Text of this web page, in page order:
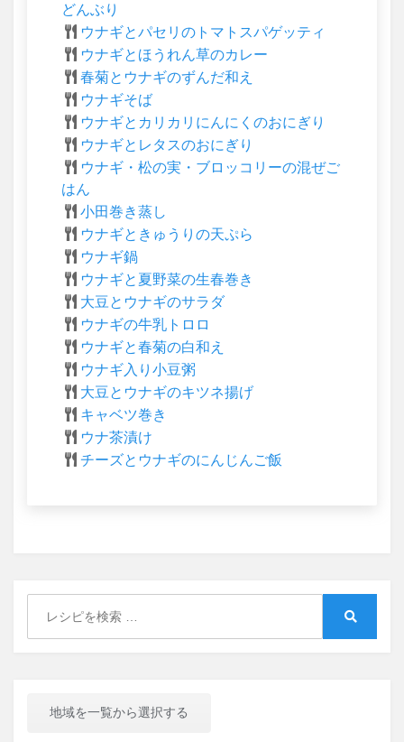
どんぶり
ウナギとパセリのトマトスパゲッティ
ウナギとほうれん草のカレー
春菊とウナギのずんだ和え
ウナギそば
ウナギとカリカリにんにくのおにぎり
ウナギとレタスのおにぎり
ウナギ・松の実・ブロッコリーの混ぜご
はん
小田巻き蒸し
ウナギときゅうりの天ぷら
ウナギ鍋
ウナギと夏野菜の生春巻き
大豆とウナギのサラダ
ウナギの牛乳トロロ
ウナギと春菊の白和え
ウナギ入り小豆粥
大豆とウナギのキツネ揚げ
キャベツ巻き
ウナ茶漬け
チーズとウナギのにんじんご飯
地域を一覧から選択する